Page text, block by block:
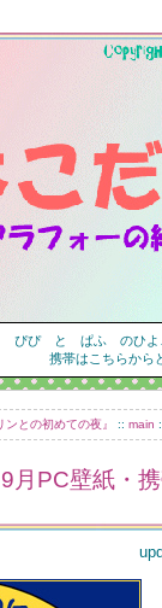
ぴぴ と ぱふ のひよ
携帯はこちらから
との初めての夜』 :: main
9月PC壁紙・